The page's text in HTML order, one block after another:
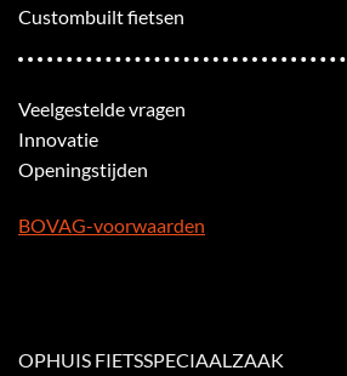
Custombuilt fietsen
Veelgestelde vragen
Innovatie
Openingstijden
BOVAG-voorwaarden
OPHUIS FIETSSPECIAALZAAK